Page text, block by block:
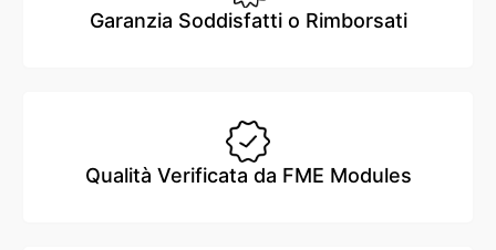
Garanzia Soddisfatti o Rimborsati
Qualità Verificata da FME Modules